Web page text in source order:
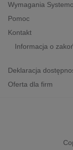
historia
Wymagania
Pomoc
Kontakt
Informacja o
Deklaracja
Oferta dla firm